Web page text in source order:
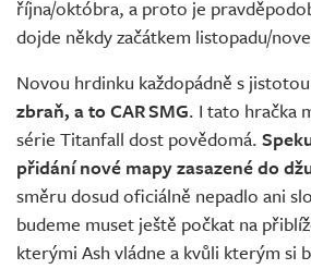
října/októbra, a proto je
dojde někdy začátkem listopadu/
Novou hrdinku každopádně s
zbraň, a to CAR SMG. I tato hračka
série Titanfall dost povědomá.
přidání nové mapy zasazené do
směru dosud oficiálně nepadlo ani
budeme muset ještě počkat na
kterými Ash vládne a kvůli kterým si